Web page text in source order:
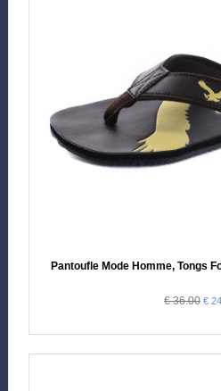
Pantoufle Mode Homme, Tongs
€ 36.00 €